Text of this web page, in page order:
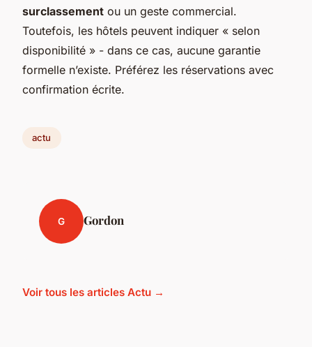
surclassement ou un geste commercial.
Toutefois, les hôtels peuvent indiquer « selon
disponibilité » - dans ce cas, aucune garantie
formelle n’existe. Préférez les réservations avec
confirmation écrite.
actu
G Gordon
Voir tous les articles Actu →